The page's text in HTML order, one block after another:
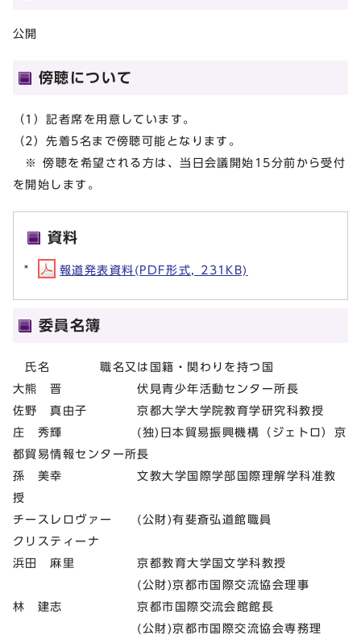
公開
傍聴について
（1）記者席を用意しています。
（2）先着5名まで傍聴可能となります。
※ 傍聴を希望される方は、当日会議開始15分前から受付
を開始します。
資料
報道発表資料(PDF形式, 231KB)
委員名簿
氏名 職名又は国籍・関わりを持つ国
大熊 晋 伏見青少年活動センター所長
佐野 真由子 京都大学大学院教育学研究科教授
庄 秀輝 (独)日本貿易振興機構（ジェトロ）京
都貿易情報センター所長
孫 美幸 文教大学国際学部国際理解学科准教
授
チースレロヴァー (公財)有斐斎弘道館職員
クリスティーナ
浜田 麻里 京都教育大学国文学科教授
(公財)京都市国際交流協会理事
林 建志 京都市国際交流会館館長
(公財)京都市国際交流協会専務理